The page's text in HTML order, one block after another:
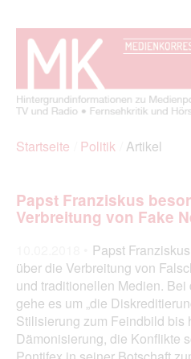
Startseite Politik Artikel
Papst Franziskus
Verbreitung von Fake
Papst
über die Verbreitung von
und traditionellen Medien.
gehe es um „die
Stilisierung zum Feindbild bis
Dämonisierung, die Konflikte